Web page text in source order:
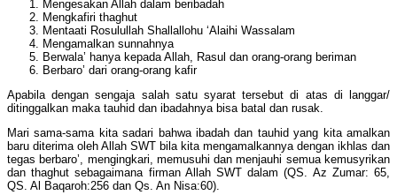
Mengesakan Allah dalam beribadah
Mengkafiri thaghut
Mentaati Rosulullah Shallallohu ‘Alaihi Wassalam
Mengamalkan sunnahnya
Berwala’ hanya kepada Allah, Rasul dan orang-orang beriman
Berbaro’ dari orang-orang kafir
Apabila dengan sengaja salah satu syarat tersebut di atas di langgar/
ditinggalkan maka tauhid dan ibadahnya bisa batal dan rusak.
Mari sama-sama kita sadari bahwa ibadah dan tauhid yang kita amalkan
baru diterima oleh Allah SWT bila kita mengamalkannya dengan ikhlas dan
tegas berbaro’, mengingkari, memusuhi dan menjauhi semua kemusyrikan
dan thaghut sebagaimana firman Allah SWT dalam (QS. Az Zumar: 65,
QS. Al Baqaroh:256 dan Qs. An Nisa:60).